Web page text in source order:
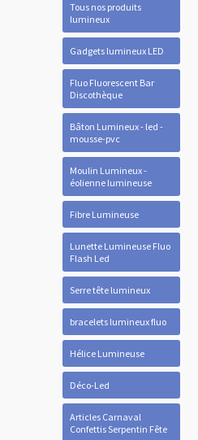
Tous nos produits
lumineux
Gadgets lumineux LED
Fluo Fluorescent Bar
Discothèque
Bâton Lumineux - led -
mousse-pvc
Moulin Lumineux -
éolienne lumineuse
Fibre Lumineuse
Lunette Lumineuse Fluo
Flash Led
Serre tête lumineux
bracelets lumineux fluo
Hélice Lumineuse
Déco-Led
Articles Carnaval
Confettis Serpentin Fête